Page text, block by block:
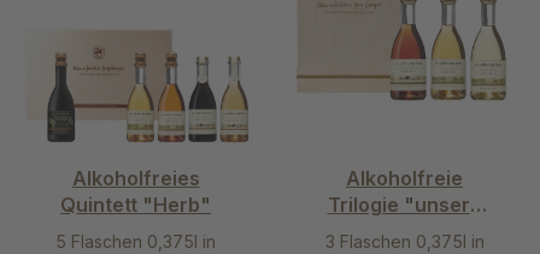
Alkoholfreies
Quintett "Herb"
5 Flaschen 0,375l in
Alkoholfreie
Trilogie "unsere
Ersten"
3 Flaschen 0,375l in